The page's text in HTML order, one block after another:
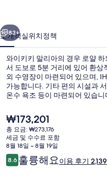
의
사
진
갤
러
리
83+
소개객실위치정책
와이키키 말리아의 경우 로얄
서 도보로 5분 거리에 있어 환
외 수영장이 마련되어 있으며,
가능합니다. 기타 편의 시설과
온수 욕조 등이 마련되어 있습
현
재
가
격
은
₩173,201
₩173,201
총 요금: ₩273,176
세금 및 수수료 포함
8월 18일 ~ 8월 19일
이
용
8.610점 만점 중 8.6점.
훌륭해요이용 후기